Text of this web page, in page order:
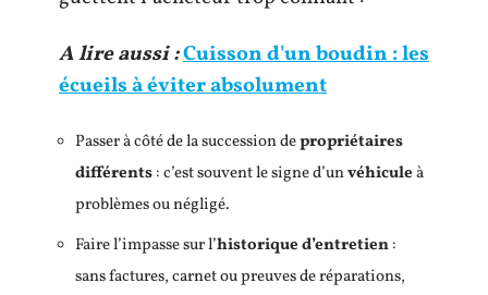
A lire aussi :Cuisson d'un boudin : les
écueils à éviter absolument
Passer à côté de la succession depropriétaires
différents: c’est souvent le signe d’unvéhiculeà
problèmes ou négligé.
Faire l’impasse sur l’historique d’entretien:
sans factures, carnet ou preuves de réparations,